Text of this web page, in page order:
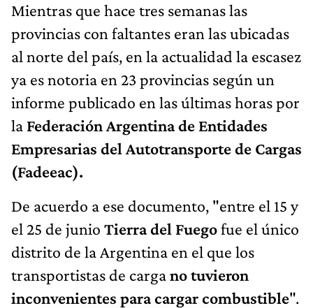
Mientras que hace tres semanas las
provincias con faltantes eran las ubicadas
al norte del país, en la actualidad la escasez
ya es notoria en 23 provincias según un
informe publicado en las últimas horas por
la Federación Argentina de Entidades
Empresarias del Autotransporte de Cargas
(Fadeeac).
De acuerdo a ese documento, "entre el 15 y
el 25 de junio Tierra del Fuegofue el único
distrito de la Argentina en el que los
transportistas de cargano tuvieron
inconvenientes para cargar combustible".